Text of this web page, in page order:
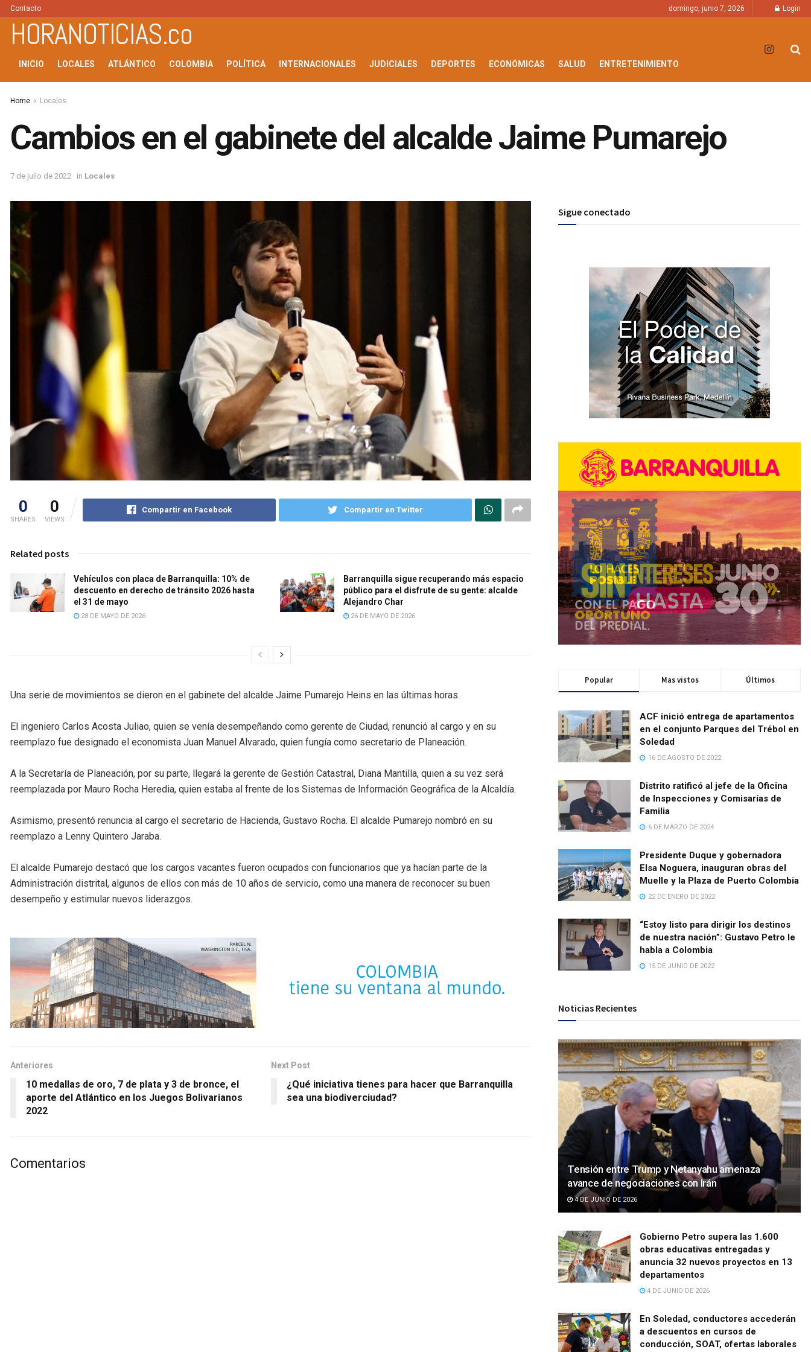
Contacto domingo, junio 7, 2026 Login
HORANOTICIAS.co
INICIO LOCALES ATLÁNTICO COLOMBIA POLÍTICA INTERNACIONALES JUDICIALES DEPORTES ECONÓMICAS SALUD ENTRETENIMIENTO
Home Locales
Cambios en el gabinete del alcalde Jaime Pumarejo
7 de julio de 2022 in Locales
0
SHARES
0
VIEWS
Compartir en Facebook Compartir en Twitter
Related posts
Vehículos con placa de Barranquilla: 10% de
descuento en derecho de tránsito 2026 hasta
el 31 de mayo
28 DE MAYO DE 2026
Barranquilla sigue recuperando más espacio
público para el disfrute de su gente: alcalde
Alejandro Char
26 DE MAYO DE 2026
Una serie de movimientos se dieron en el gabinete del alcalde Jaime Pumarejo Heins en las últimas horas.
El ingeniero Carlos Acosta Juliao, quien se venía desempeñando como gerente de Ciudad, renunció al cargo y en su
reemplazo fue designado el economista Juan Manuel Alvarado, quien fungía como secretario de Planeación.
A la Secretaría de Planeación, por su parte, llegará la gerente de Gestión Catastral, Diana Mantilla, quien a su vez será
reemplazada por Mauro Rocha Heredia, quien estaba al frente de los Sistemas de Información Geográfica de la Alcaldía.
Asimismo, presentó renuncia al cargo el secretario de Hacienda, Gustavo Rocha. El alcalde Pumarejo nombró en su
reemplazo a Lenny Quintero Jaraba.
El alcalde Pumarejo destacó que los cargos vacantes fueron ocupados con funcionarios que ya hacían parte de la
Administración distrital, algunos de ellos con más de 10 años de servicio, como una manera de reconocer su buen
desempeño y estimular nuevos liderazgos.
Anteriores
10 medallas de oro, 7 de plata y 3 de bronce, el
aporte del Atlántico en los Juegos Bolivarianos
2022
Next Post
¿Qué iniciativa tienes para hacer que Barranquilla
sea una biodiverciudad?
Comentarios
Sigue conectado
Popular Mas vistos Últimos
ACF inició entrega de apartamentos
en el conjunto Parques del Trébol en
Soledad
16 DE AGOSTO DE 2022
Distrito ratificó al jefe de la Oficina
de Inspecciones y Comisarías de
Familia
6 DE MARZO DE 2024
Presidente Duque y gobernadora
Elsa Noguera, inauguran obras del
Muelle y la Plaza de Puerto Colombia
22 DE ENERO DE 2022
“Estoy listo para dirigir los destinos
de nuestra nación”: Gustavo Petro le
habla a Colombia
15 DE JUNIO DE 2022
Noticias Recientes
Tensión entre Trump y Netanyahu amenaza
avance de negociaciones con Irán
4 DE JUNIO DE 2026
Gobierno Petro supera las 1.600
obras educativas entregadas y
anuncia 32 nuevos proyectos en 13
departamentos
4 DE JUNIO DE 2026
En Soledad, conductores accederán
a descuentos en cursos de
conducción, SOAT, ofertas laborales